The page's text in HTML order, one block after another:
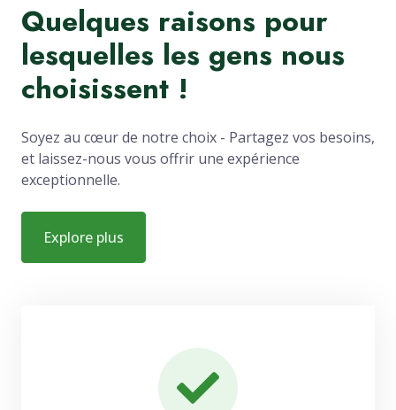
Quelques raisons pour
lesquelles les gens nous
choisissent !
Soyez au cœur de notre choix - Partagez vos besoins,
et laissez-nous vous offrir une expérience
exceptionnelle.
Explore plus